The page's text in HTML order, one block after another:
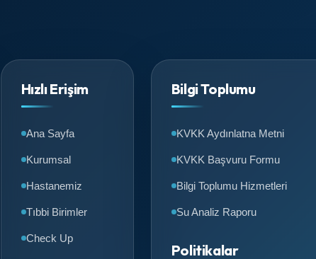
Hızlı Erişim
Ana Sayfa
Kurumsal
Hastanemiz
Tıbbi Birimler
Check Up
Bilgi Toplumu
KVKK Aydınlatna Metni
KVKK Başvuru Formu
Bilgi Toplumu Hizmetleri
Su Analiz Raporu
Politikalar